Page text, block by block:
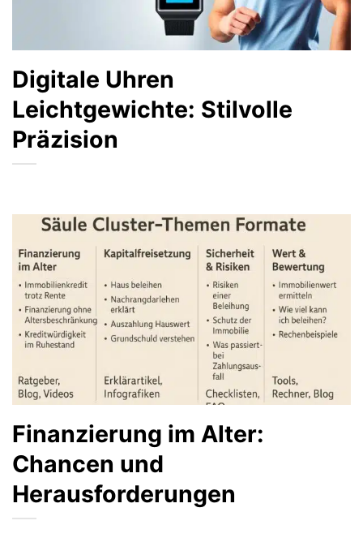
Digitale Uhren
Leichtgewichte: Stilvolle
Präzision
Finanzierung im Alter:
Chancen und
Herausforderungen